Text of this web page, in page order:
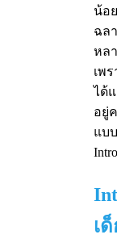
น้อ
ฉล
หล
เพ
ได้
อยู่
แบ
เ